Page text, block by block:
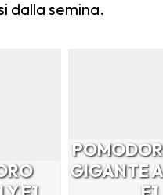
dalla semina.
GIGANTE